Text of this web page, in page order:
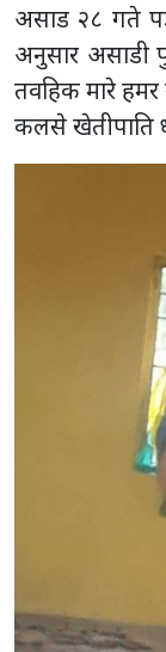
असाड २८ गते
अनुसार असाडी
तवहिक मारे
कलसे खेतीपाति